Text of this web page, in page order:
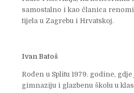
samostalno i kao članica
tijela u Zagrebu i Hrvatskoj.
Ivan Batoš
Rođen u Splitu 1979. godine,
gimnaziju i glazbenu školu u